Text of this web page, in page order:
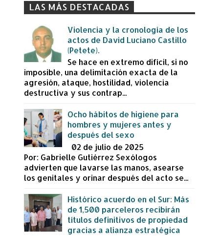
LAS MÁS DESTACADAS
Violencia y la cronología de los
actos de David Luciano Castillo
(Petete).
Se hace en extremo difícil, si no
imposible, una delimitación exacta de la
agresión, ataque, hostilidad, violencia
destructiva y sus contrap...
Ocho hábitos de higiene para
hombres y mujeres antes y
después del sexo
02 de julio de 2025
Por: Gabrielle Gutiérrez Sexólogos
advierten que lavarse las manos, asearse
los genitales y orinar después del acto se...
Histórico acuerdo en el Sur: Más
de 1,500 parceleros recibirán
títulos definitivos de propiedad
gracias a alianza estratégica